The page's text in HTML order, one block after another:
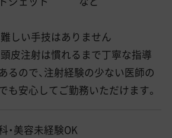
しい手技はありません
皮注射は慣れるまで丁寧な指導
るので、注射経験の少ない医師の
も安心してご勤務いただけます。
・美容未経験OK